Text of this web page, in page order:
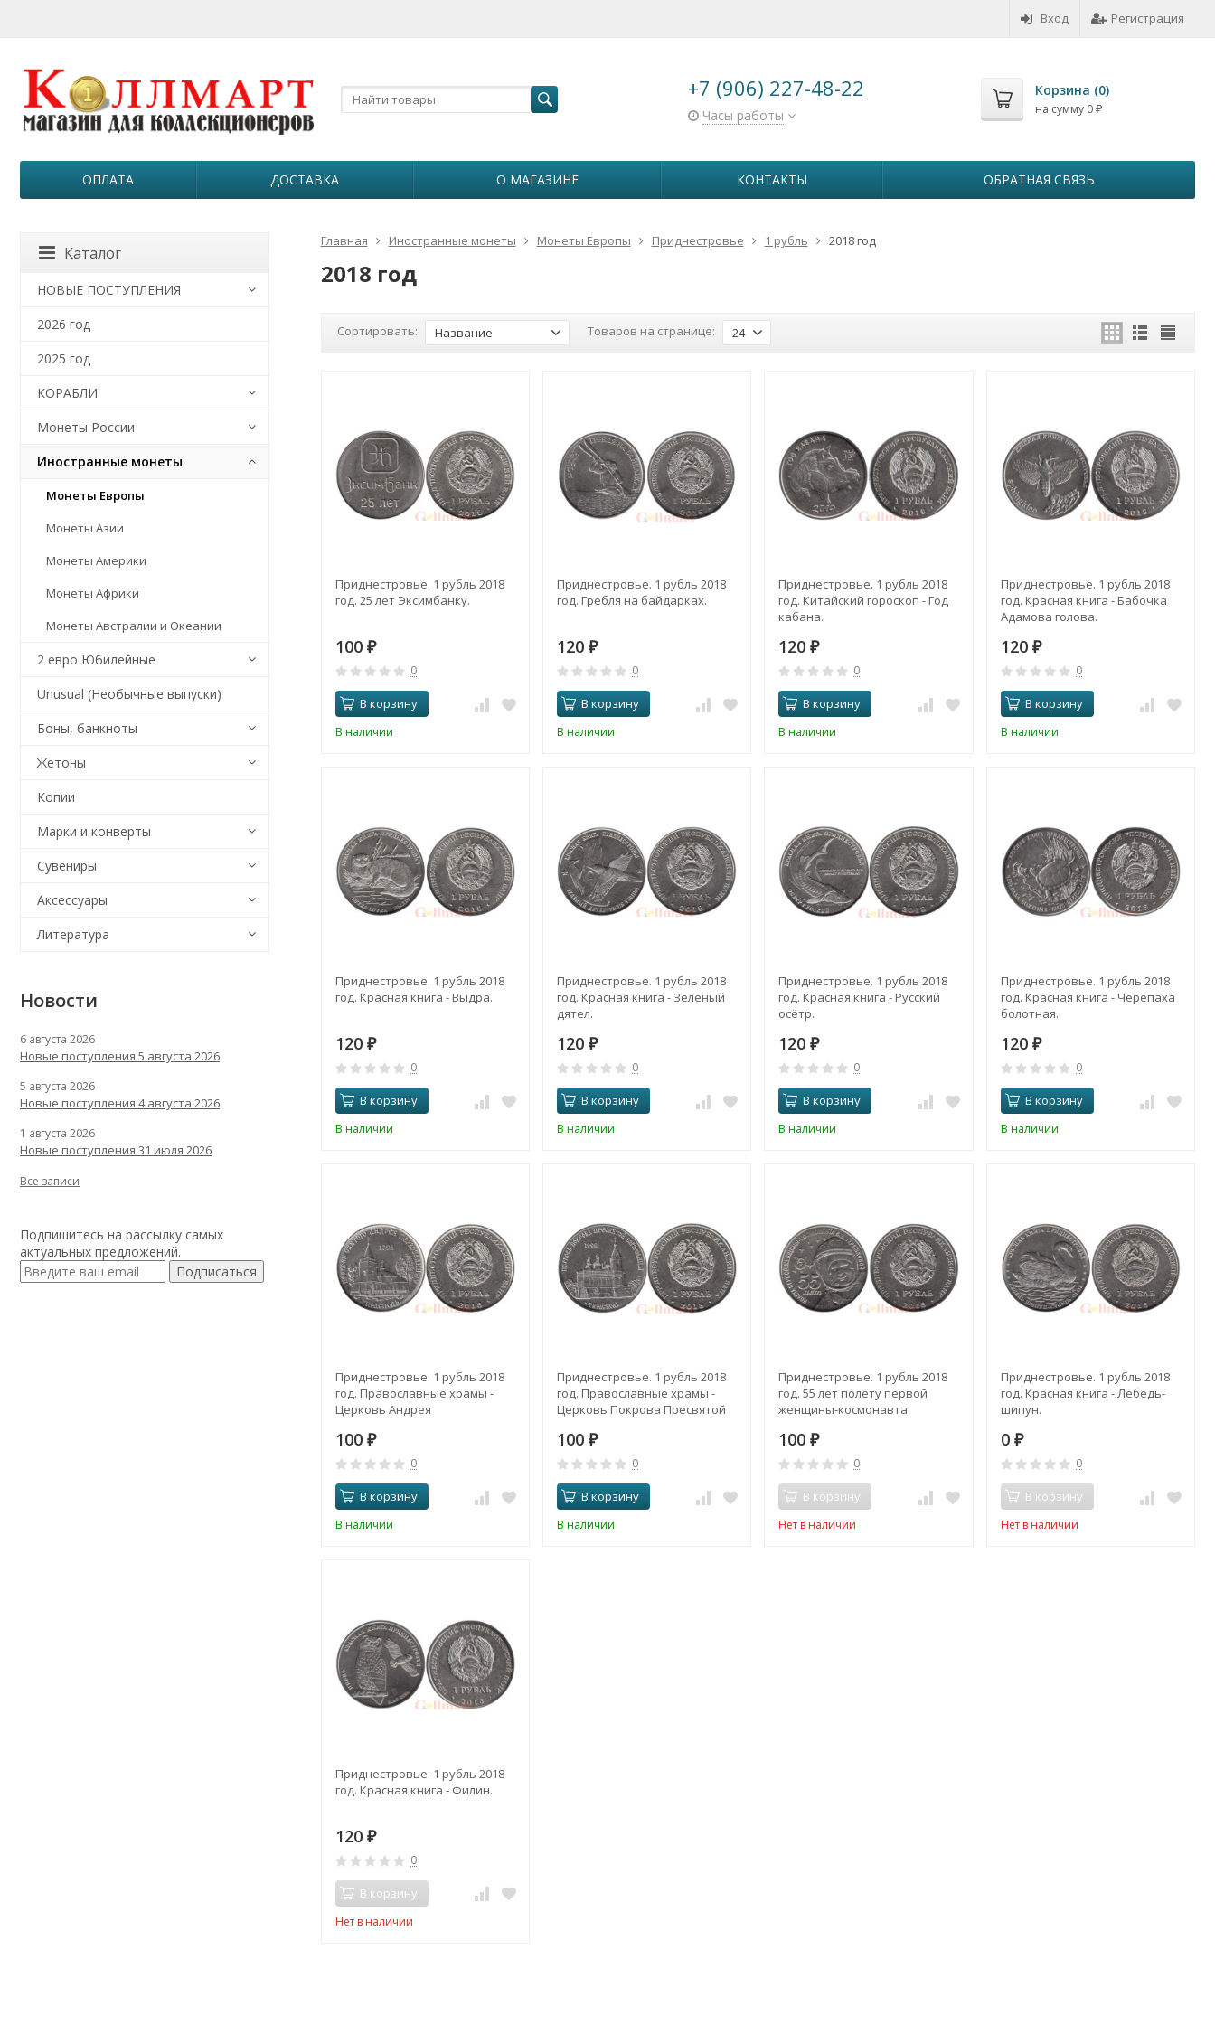
Вход Регистрация
+7 (906) 227-48-22
Часы работы
Корзина (0)
на сумму 0 ₽
ОПЛАТА ДОСТАВКА О МАГАЗИНЕ КОНТАКТЫ ОБРАТНАЯ СВЯЗЬ
Главная Иностранные монеты Монеты Европы Приднестровье 1 рубль 2018 год
2018 год
Сортировать: Название Товаров на странице: 24
Приднестровье. 1 рубль 2018
год. 25 лет Эксимбанку.
100 ₽
0
В корзину
В наличии
Приднестровье. 1 рубль 2018
год. Гребля на байдарках.
120 ₽
0
В корзину
В наличии
Приднестровье. 1 рубль 2018
год. Китайский гороскоп - Год
кабана.
120₽
0
В корзину
В наличии
Приднестровье. 1 рубль 2018
год. Красная книга - Бабочка
Адамова голова.
120 ₽
0
В корзину
В наличии
Приднестровье. 1 рубль 2018
год. Красная книга - Выдра.
120 ₽
0
В корзину
В наличии
Приднестровье. 1 рубль 2018
год. Красная книга - Зеленый
дятел.
120 ₽
0
В корзину
В наличии
Приднестровье. 1 рубль 2018
год. Красная книга - Русский
осётр.
120₽
0
В корзину
В наличии
Приднестровье. 1 рубль 2018
год. Красная книга - Черепаха
болотная.
120 ₽
0
В корзину
В наличии
Приднестровье. 1 рубль 2018
год. Православные храмы -
Церковь Андрея
100 ₽
0
В корзину
В наличии
Приднестровье. 1 рубль 2018
год. Православные храмы -
Церковь Покрова Пресвятой
100 ₽
0
В корзину
В наличии
Приднестровье. 1 рубль 2018
год. 55 лет полету первой
женщины-космонавта
100₽
0
В корзину
Нет в наличии
Приднестровье. 1 рубль 2018
год. Красная книга - Лебедь-
шипун.
0 ₽
0
В корзину
Нет в наличии
Приднестровье. 1 рубль 2018
год. Красная книга - Филин.
120 ₽
0
В корзину
Нет в наличии
Каталог
НОВЫЕ ПОСТУПЛЕНИЯ
2026 год
2025 год
КОРАБЛИ
Монеты России
Иностранные монеты
Монеты Европы
Монеты Азии
Монеты Америки
Монеты Африки
Монеты Австралии и Океании
2 евро Юбилейные
Unusual (Необычные выпуски)
Боны, банкноты
Жетоны
Копии
Марки и конверты
Сувениры
Аксессуары
Литература
Новости
6 августа 2026
Новые поступления 5 августа 2026
5 августа 2026
Новые поступления 4 августа 2026
1 августа 2026
Новые поступления 31 июля 2026
Все записи
Подпишитесь на рассылку самых
актуальных предложений.
Подписаться